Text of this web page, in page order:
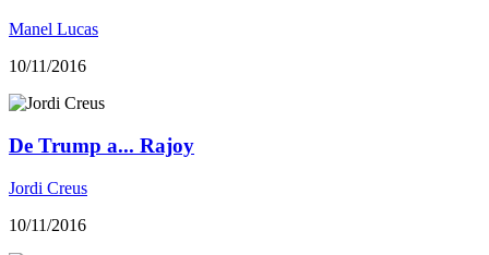
Manel Lucas
10/11/2016
De Trump a... Rajoy
Jordi Creus
10/11/2016